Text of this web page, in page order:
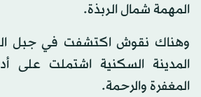
المهمة شمال الربذة.
وهناك نقوش اكتشفت في جبل
المدينة السكنية اشتملت على
المغفرة والرحمة.